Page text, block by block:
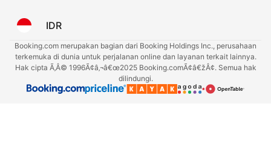
IDR
Booking.com merupakan bagian dari Booking Holdings Inc., perusahaan
terkemuka di dunia untuk perjalanan online dan layanan terkait lainnya.
Hak cipta Ã‚Â© 1996Ã¢â‚¬â€œ2025 Booking.comÃ¢â€žÂ¢. Semua hak
dilindungi.